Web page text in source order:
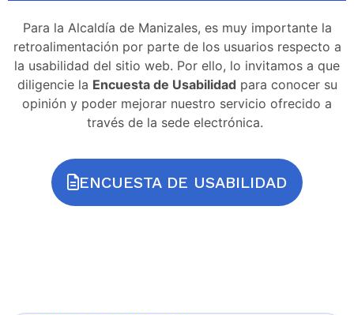
Para la Alcaldía de Manizales, es muy importante la
retroalimentación por parte de los usuarios respecto a
la usabilidad del sitio web. Por ello, lo invitamos a que
diligencie la Encuesta de Usabilidad para conocer su
opinión y poder mejorar nuestro servicio ofrecido a
través de la sede electrónica.
ENCUESTA DE USABILIDAD